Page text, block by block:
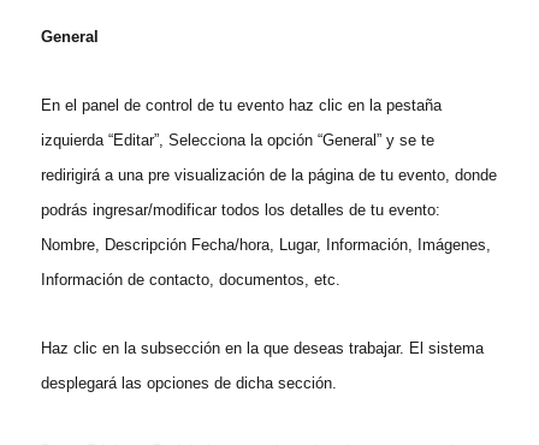
General
En el panel de control de tu evento haz clic en la pestaña
izquierda “Editar”, Selecciona la opción “General” y se te
redirigirá a una pre visualización de la página de tu evento, donde
podrás ingresar/modificar todos los detalles de tu evento:
Nombre, Descripción Fecha/hora, Lugar, Información, Imágenes,
Información de contacto, documentos, etc.
Haz clic en la subsección en la que deseas trabajar. El sistema
desplegará las opciones de dicha sección.